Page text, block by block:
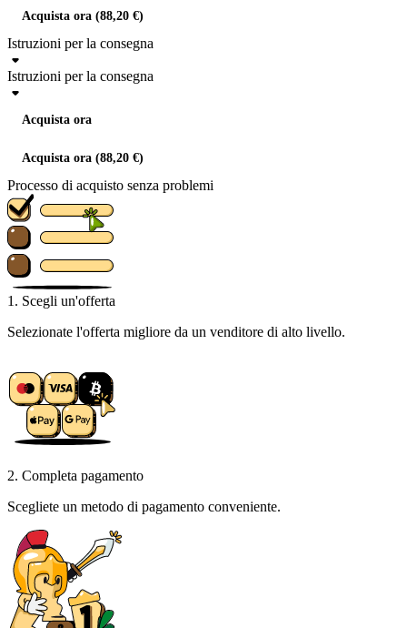
Acquista ora (88,20 €)
Istruzioni per la consegna
Istruzioni per la consegna
Acquista ora
Acquista ora (88,20 €)
Processo di acquisto senza problemi
1. Scegli un'offerta
Selezionate l'offerta migliore da un venditore di alto livello.
2. Completa pagamento
Scegliete un metodo di pagamento conveniente.